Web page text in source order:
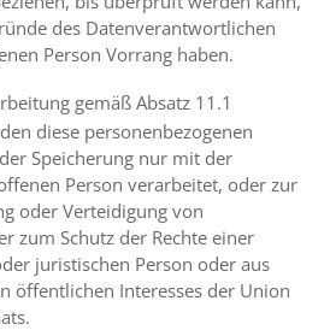
des Datenverantwortlichen
Person Vorrang haben.
gemäß Absatz 11.1
diese personenbezogenen
Speicherung nur mit der
Person verarbeitet, oder zur
oder Verteidigung von
zum Schutz der Rechte einer
juristischen Person oder aus
öffentlichen Interesses der Union